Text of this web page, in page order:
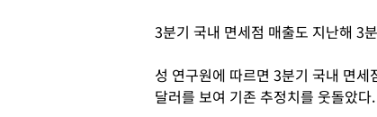
3분기 국내 면세점 매출도 지난해 3
성 연구원에 따르면 3분기 국내 면
달러를 보여 기존 추정치를 웃돌았다.